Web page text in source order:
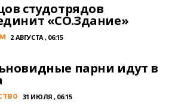
студотрядов
«СО.Здание»
2 АВГУСТА , 06:15
парни идут в
31 ИЮЛЯ , 06:15